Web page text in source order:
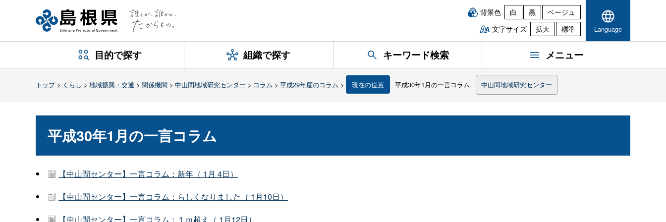
背景色 白 黒
ベージュ
文字サイズ
拡大 標準 Language
目的で探す 組織で探す キーワード検索 メニュー
トップ> くらし > 地域振興・交通 > 関係機関 > 中山間地域研究センター > コラム > 平成29年度のコラム > 現在の位置 平成30年1月の一言コラム 中山間地域研究センター
平成30年1月の一言コラム
【中山間センター】一言コラム：新年（ 1月 4日）
【中山間センター】一言コラム：らしくなりました（ 1月10日）
【中山間センター】一言コラム：１ｍ超え（ 1月12日）